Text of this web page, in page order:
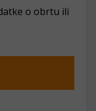
o obrtu ili